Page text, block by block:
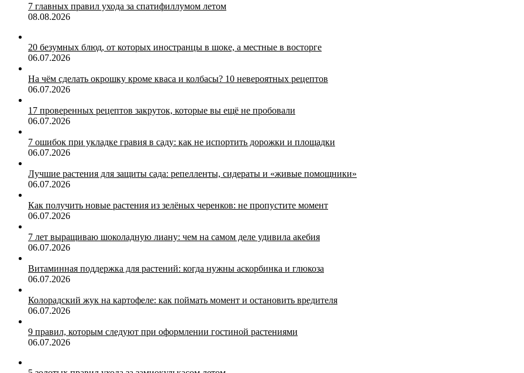
7 главных правил ухода за спатифиллумом летом
08.08.2026
20 безумных блюд, от которых иностранцы в шоке, а местные в восторге
06.07.2026
На чём сделать окрошку кроме кваса и колбасы? 10 невероятных рецептов
06.07.2026
17 проверенных рецептов закруток, которые вы ещё не пробовали
06.07.2026
7 ошибок при укладке гравия в саду: как не испортить дорожки и площадки
06.07.2026
Лучшие растения для защиты сада: репелленты, сидераты и «живые помощники»
06.07.2026
Как получить новые растения из зелёных черенков: не пропустите момент
06.07.2026
7 лет выращиваю шоколадную лиану: чем на самом деле удивила акебия
06.07.2026
Витаминная поддержка для растений: когда нужны аскорбинка и глюкоза
06.07.2026
Колорадский жук на картофеле: как поймать момент и остановить вредителя
06.07.2026
9 правил, которым следуют при оформлении гостиной растениями
06.07.2026